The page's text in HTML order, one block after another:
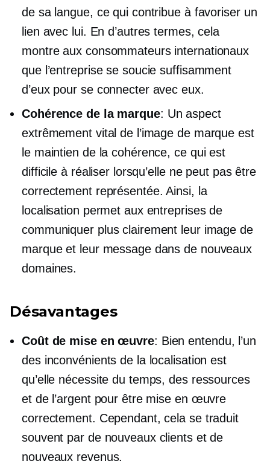
de sa langue, ce qui contribue à favoriser un
lien avec lui. En d’autres termes, cela
montre aux consommateurs internationaux
que l’entreprise se soucie suffisamment
d’eux pour se connecter avec eux.
Cohérence de la marque: Un aspect
extrêmement vital de l’image de marque est
le maintien de la cohérence, ce qui est
difficile à réaliser lorsqu’elle ne peut pas être
correctement représentée. Ainsi, la
localisation permet aux entreprises de
communiquer plus clairement leur image de
marque et leur message dans de nouveaux
domaines.
Désavantages
Coût de mise en œuvre: Bien entendu, l’un
des inconvénients de la localisation est
qu’elle nécessite du temps, des ressources
et de l’argent pour être mise en œuvre
correctement. Cependant, cela se traduit
souvent par de nouveaux clients et de
nouveaux revenus.